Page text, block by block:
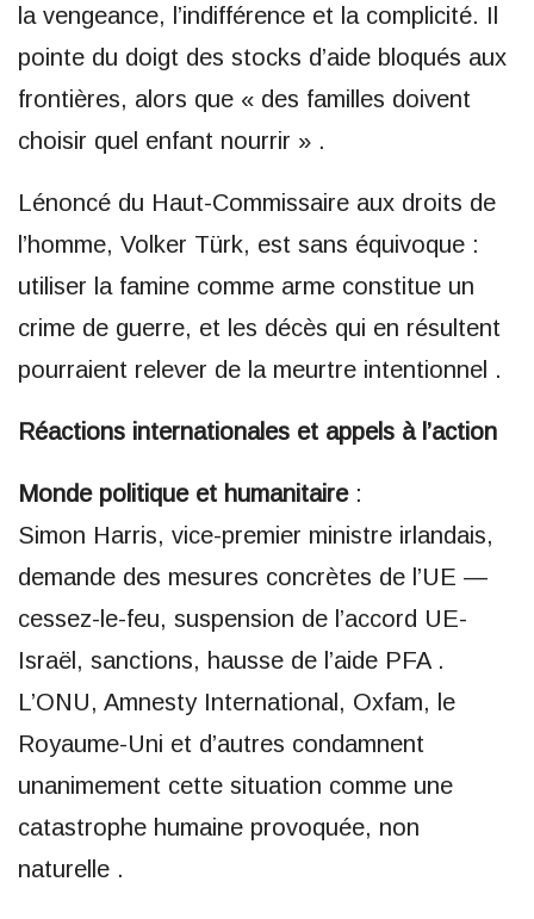
la vengeance, l’indifférence et la complicité. Il
pointe du doigt des stocks d’aide bloqués aux
frontières, alors que « des familles doivent
choisir quel enfant nourrir » .
Lénoncé du Haut-Commissaire aux droits de
l’homme, Volker Türk, est sans équivoque :
utiliser la famine comme arme constitue un
crime de guerre, et les décès qui en résultent
pourraient relever de la meurtre intentionnel .
Réactions internationales et appels à l’action
Monde politique et humanitaire:
Simon Harris, vice-premier ministre irlandais,
demande des mesures concrètes de l’UE —
cessez-le-feu, suspension de l’accord UE-
Israël, sanctions, hausse de l’aide PFA .
L’ONU, Amnesty International, Oxfam, le
Royaume-Uni et d’autres condamnent
unanimement cette situation comme une
catastrophe humaine provoquée, non
naturelle .